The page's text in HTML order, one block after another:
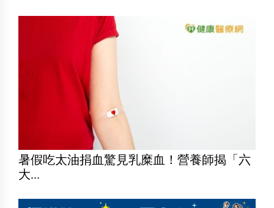
暑假吃太油捐血驚見乳糜血！營養師揭「六
大...